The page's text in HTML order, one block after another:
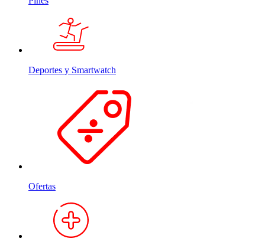
Deportes y Smartwatch
Ofertas